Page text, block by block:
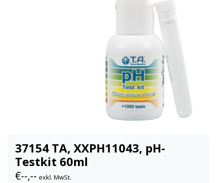
37154 TA, XXPH11043, pH-
Testkit 60ml
€--,-- exkl. MwSt.